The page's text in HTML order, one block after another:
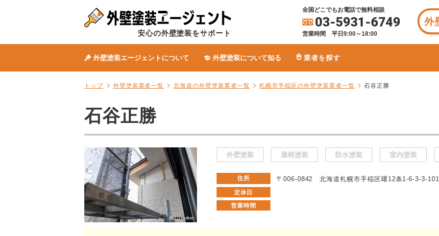
安心の外壁塗装をサポート
全国どこでもお電話で無料相談
03-5931-6749
営業時間 平日9:00～18:00
外
外壁塗装エージェントについて 外壁塗装について知る 業者を探す
トップ 外壁塗装業者一覧 北海道の外壁塗装業者一覧 札幌市手稲区の外壁塗装業者一覧 石谷正勝
石谷正勝
外壁塗装 屋根塗装 防水塗装 室内塗装
住所 〒006-0842 北海道札幌市手稲区曙12条1-6-3-3-
定休日
営業時間